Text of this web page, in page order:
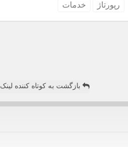
رپورتاژ
خدمات
بازگشت به کوتاه کننده لینک